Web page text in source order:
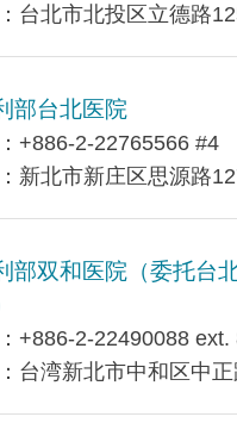
台北市北投区立德路
部台北医院
+886-2-22765566 #4
新北市新庄区思源路
部双和医院（委托台
+​886-2-22490088 ext.
台湾新北市中和区中